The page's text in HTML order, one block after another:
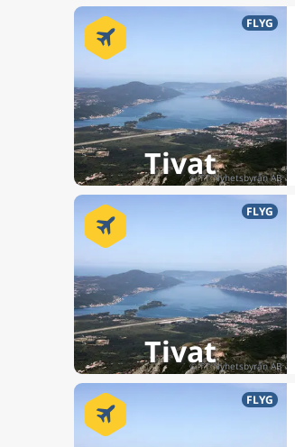
Tivat
FLYG
Tivat
FLYG
FLYG